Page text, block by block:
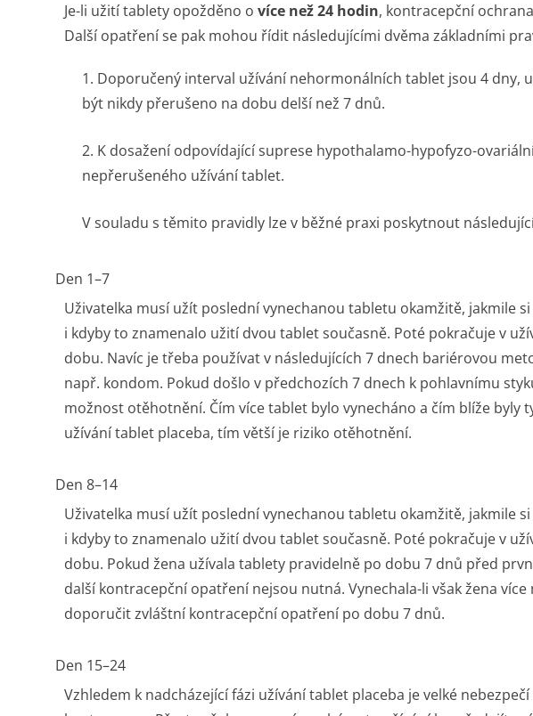
Je-li užití tablety opožděno o více než 24 hodin, kontracepční
Další opatření se pak mohou řídit následujícími dvěma základními
1. Doporučený interval užívání nehormonálních tablet jsou 4 dny,
být nikdy přerušeno na dobu delší než 7 dnů.
2. K dosažení odpovídající suprese hypothalamo-hypofyzo-
nepřerušeného užívání tablet.
V souladu s těmito pravidly lze v běžné praxi poskytnout
Den 1–7
Uživatelka musí užít poslední vynechanou tabletu okamžitě, jakmile
i kdyby to znamenalo užití dvou tablet současně. Poté pokračuje v
dobu. Navíc je třeba používat v následujících 7 dnech bariérovou
např. kondom. Pokud došlo v předchozích 7 dnech k pohlavnímu
možnost otěhotnění. Čím více tablet bylo vynecháno a čím blíže byly
užívání tablet placeba, tím větší je riziko otěhotnění.
Den 8–14
Uživatelka musí užít poslední vynechanou tabletu okamžitě, jakmile
i kdyby to znamenalo užití dvou tablet současně. Poté pokračuje v
dobu. Pokud žena užívala tablety pravidelně po dobu 7 dnů před
další kontracepční opatření nejsou nutná. Vynechala-li však žena
doporučit zvláštní kontracepční opatření po dobu 7 dnů.
Den 15–24
Vzhledem k nadcházející fázi užívání tablet placeba je velké